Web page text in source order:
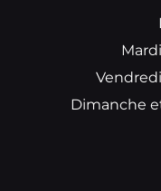
Dimanche